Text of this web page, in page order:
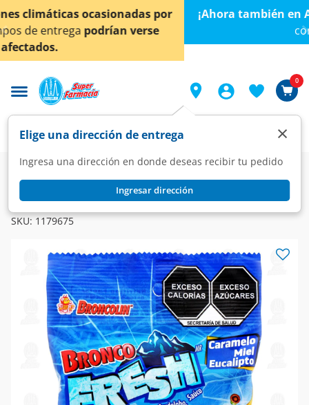
< div class="carousel-inner">
¡Ahora también en Aguascalientes!Daclic aquípara
conocer detalles.
Elige una dirección de entrega
Ingresa una dirección en donde deseas recibir tu pedido
Ingresar dirección
×
0
Farmacia Medicina Homeopatía Homeopático
Broncolin Caramelo Bronco Fresh Miel Eucalipto, 76 gr.
SKU: 1179675